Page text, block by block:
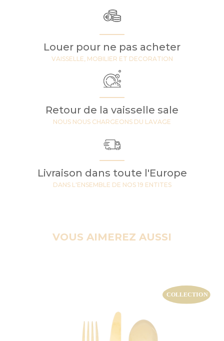
Louer pour ne pas acheter
VAISSELLE, MOBILIER ET DECORATION
Retour de la vaisselle sale
NOUS NOUS CHARGEONS DU LAVAGE
Livraison dans toute l'Europe
DANS L'ENSEMBLE DE NOS 19 ENTITES
VOUS AIMEREZ AUSSI